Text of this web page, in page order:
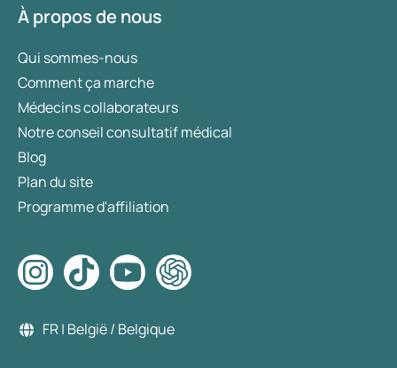
À propos de nous
Qui sommes-nous
Comment ça marche
Médecins collaborateurs
Notre conseil consultatif médical
Blog
Plan du site
Programme d'affiliation
FR | België / Belgique